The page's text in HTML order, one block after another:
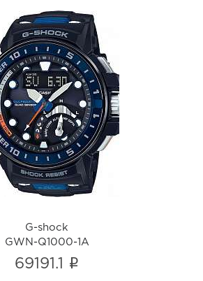
G-shock
GWN-Q1000-1A
i
G-shock
GWN-Q1000-1A
69191.1 i